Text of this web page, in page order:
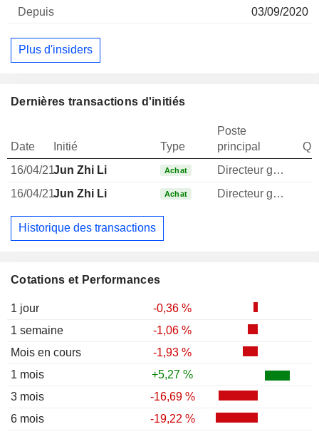
Cotations et Performances
1 jour
-0,36 %
1 semaine
-1,06 %
Mois en cours
-1,93 %
1 mois
+5,27 %
3 mois
-16,69 %
6 mois
-19,22 %
03/09/2020
Plus d'insiders
Dernières transactions d'initiés
Date Initié Type
Poste
principal
16/04/21Jun Zhi Li Achat Directeur general
16/04/21Jun Zhi Li Achat Directeur general
Historique des transactions